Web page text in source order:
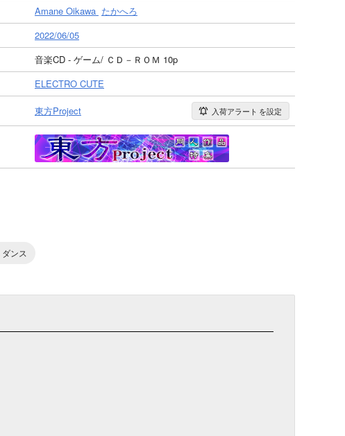
Amane Oikawa たかへろ
2022/06/05
音楽CD - ゲーム/ ＣＤ－ＲＯＭ 10p
ELECTRO CUTE
東方Project 入荷アラート を設定
ダンス